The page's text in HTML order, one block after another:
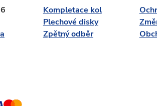
Kompletace kol
Plechové disky
Zpětný odběr